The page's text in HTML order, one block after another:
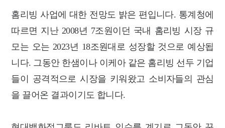
홈리빙 사업에 대한 전망도 밝은 편입니다. 통계청에
따르면 지난 2008년 7조원이던 국내 홈리빙 시장 규
모는 오는 2023년 18조원대로 성장할 것으로 예상됩
니다. 그동안 한샘이나 이케아 같은 홈리빙 선두 기업
들이 공격적으로 시장을 키워왔고 소비자들의 관심
을 끌어온 결과이기도 합니다.